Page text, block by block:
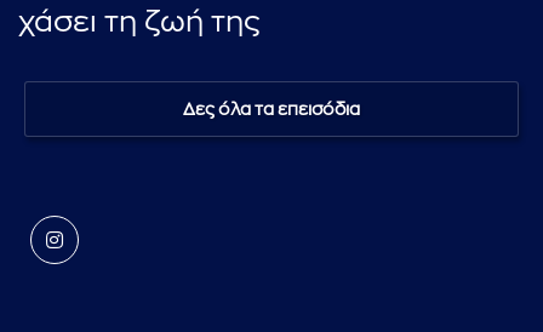
χάσει τη ζωή της
Δες όλα τα επεισόδια